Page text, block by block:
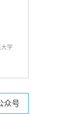
学
众号